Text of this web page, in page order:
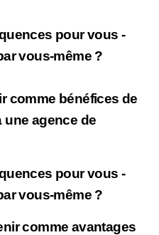
pour vous -
vous-même ?
comme bénéfices de
agence de
pour vous -
vous-même ?
comme avantages